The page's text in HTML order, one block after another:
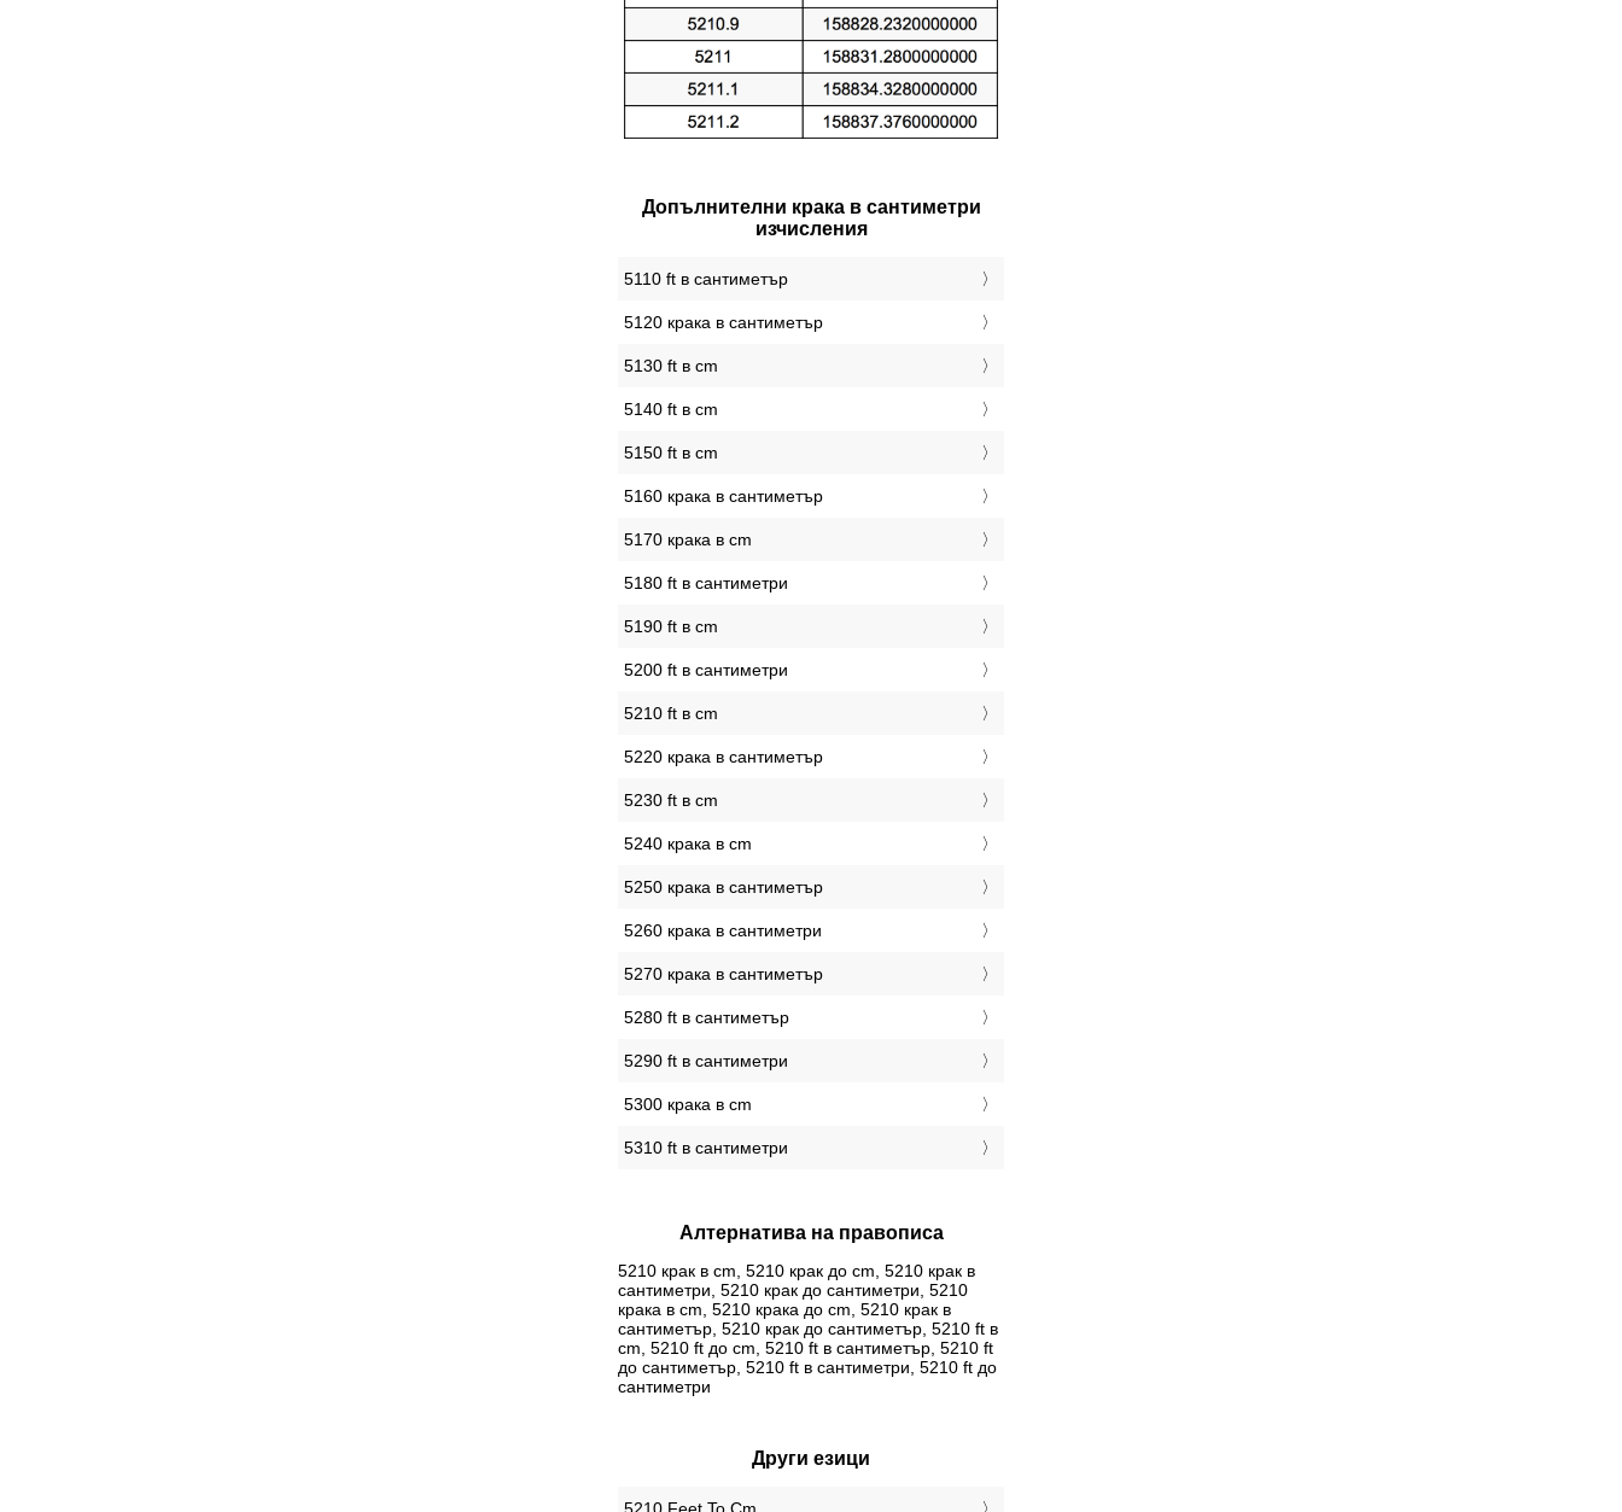
Допълнителни крака в сантиметри
изчисления
5110 ft в сантиметър
5120 крака в сантиметър
5130 ft в cm
5140 ft в cm
5150 ft в cm
5160 крака в сантиметър
5170 крака в cm
5180 ft в сантиметри
5190 ft в cm
5200 ft в сантиметри
5210 ft в cm
5220 крака в сантиметър
5230 ft в cm
5240 крака в cm
5250 крака в сантиметър
5260 крака в сантиметри
5270 крака в сантиметър
5280 ft в сантиметър
5290 ft в сантиметри
5300 крака в cm
5310 ft в сантиметри
Алтернатива на правописа
5210 крак в cm, 5210 крак до cm, 5210 крак в
сантиметри, 5210 крак до сантиметри, 5210
крака в cm, 5210 крака до cm, 5210 крак в
сантиметър, 5210 крак до сантиметър, 5210 ft в
cm, 5210 ft до cm, 5210 ft в сантиметър, 5210 ft
до сантиметър, 5210 ft в сантиметри, 5210 ft до
сантиметри
Други езици